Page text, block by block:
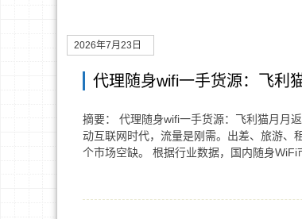
2026年7月23日
代理随身wifi一手货源：飞利
摘要： 代理随身wifi一手货源：飞利猫月月
动互联网时代，流量是刚需。出差、旅游
个市场空缺。 根据行业数据，国内随身WiFi